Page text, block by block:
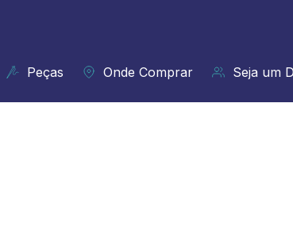
Peças Onde Comprar Seja um